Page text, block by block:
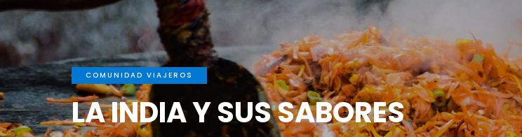
COMUNIDAD VIAJEROS
LA INDIA Y SUS SABORES